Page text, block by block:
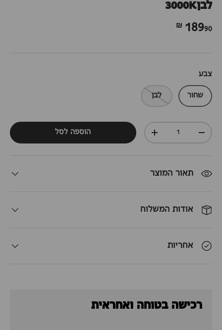
לבן3000K
18990 ₪
צבע
שחור לבן
כמות
+ הוספה לסל
תאור המוצר
אודות המשלוח
אחריות
רכישה בטוחה ואחראית